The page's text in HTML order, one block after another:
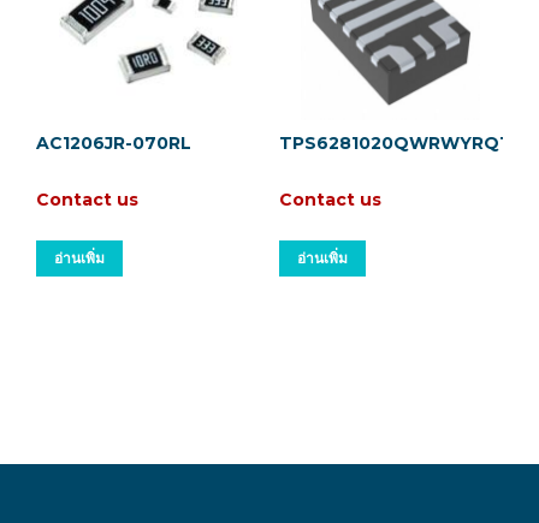
AC1206JR-070RL
Contact us
อ่านเพิ่ม
TPS6281020QWRWYRQ1
Contact us
อ่านเพิ่ม